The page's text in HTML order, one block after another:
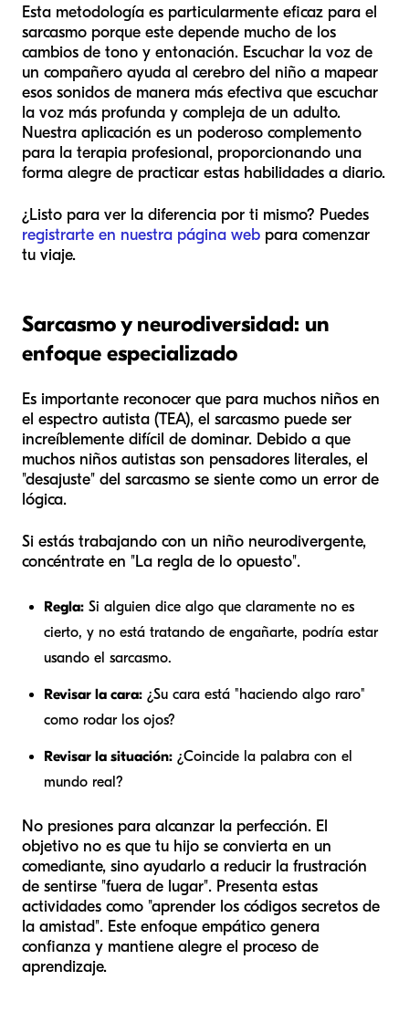
Esta metodología es particularmente eficaz para el
sarcasmo porque este depende mucho de los
cambios de tono y entonación. Escuchar la voz de
un compañero ayuda al cerebro del niño a mapear
esos sonidos de manera más efectiva que escuchar
la voz más profunda y compleja de un adulto.
Nuestra aplicación es un poderoso complemento
para la terapia profesional, proporcionando una
forma alegre de practicar estas habilidades a diario.
¿Listo para ver la diferencia por ti mismo? Puedes
registrarte en nuestra página web para comenzar
tu viaje.
Sarcasmo y neurodiversidad: un
enfoque especializado
Es importante reconocer que para muchos niños en
el espectro autista (TEA), el sarcasmo puede ser
increíblemente difícil de dominar. Debido a que
muchos niños autistas son pensadores literales, el
"desajuste" del sarcasmo se siente como un error de
lógica.
Si estás trabajando con un niño neurodivergente,
concéntrate en "La regla de lo opuesto".
Regla: Si alguien dice algo que claramente no es
cierto, y no está tratando de engañarte, podría estar
usando el sarcasmo.
Revisar la cara: ¿Su cara está "haciendo algo raro"
como rodar los ojos?
Revisar la situación: ¿Coincide la palabra con el
mundo real?
No presiones para alcanzar la perfección. El
objetivo no es que tu hijo se convierta en un
comediante, sino ayudarlo a reducir la frustración
de sentirse "fuera de lugar". Presenta estas
actividades como "aprender los códigos secretos de
la amistad". Este enfoque empático genera
confianza y mantiene alegre el proceso de
aprendizaje.